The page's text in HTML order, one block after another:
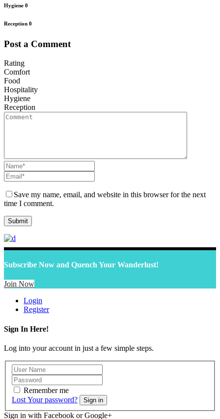
Hygiene 0
Reception 0
Post a Comment
Rating
Comfort
Food
Hospitality
Hygiene
Reception
Save my name, email, and website in this browser for the next
time I comment.
Subscribe Now and Quench Your Wanderlust!
Join Now
Login
Register
Sign In Here!
Log into your account in just a few simple steps.
Remember me
Lost Your password?
Sign in
Sign in with Facebook or Google+